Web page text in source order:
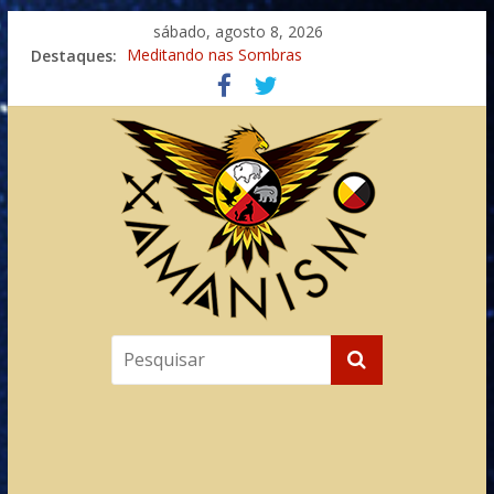
sábado, agosto 8, 2026
Destaques: Meditando nas Sombras
Autosuficiência: A Jornada do Espírito Ancestral
Xamanismo Universal
Totens – Caminho Espiritual – Crescimento
Imaginação na Cura